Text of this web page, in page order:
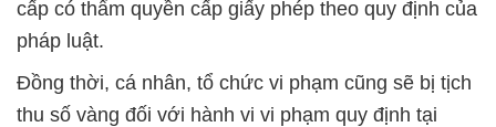
cấp có thẩm quyền cấp giấy phép theo quy định của
pháp luật.
Đồng thời, cá nhân, tổ chức vi phạm cũng sẽ bị tịch
thu số vàng đối với hành vi vi phạm quy định tại